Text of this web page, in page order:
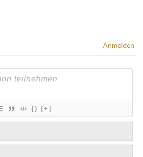
Anmelden
{} [+]